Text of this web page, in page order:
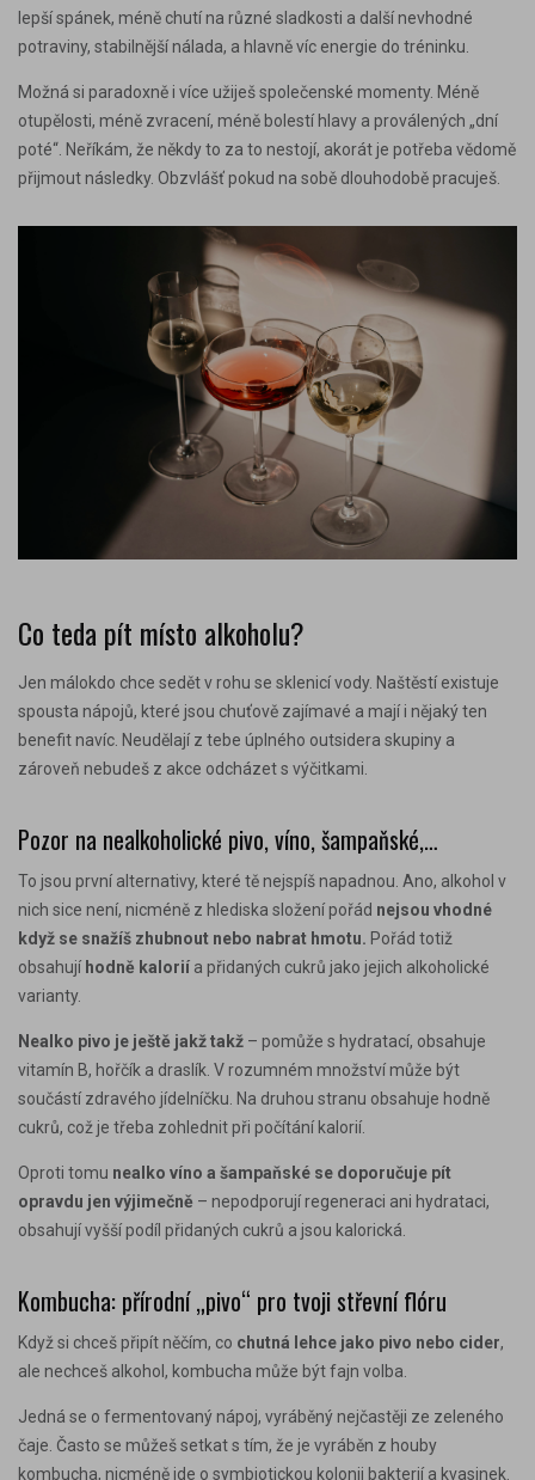
lepší spánek, méně chutí na různé sladkosti a další nevhodné
potraviny, stabilnější nálada, a hlavně víc energie do tréninku.
Možná si paradoxně i více užiješ společenské momenty. Méně
otupělosti, méně zvracení, méně bolestí hlavy a proválených „dní
poté“. Neříkám, že někdy to za to nestojí, akorát je potřeba vědomě
přijmout následky. Obzvlášť pokud na sobě dlouhodobě pracuješ.
Co teda pít místo alkoholu?
Jen málokdo chce sedět v rohu se sklenicí vody. Naštěstí existuje
spousta nápojů, které jsou chuťově zajímavé a mají i nějaký ten
benefit navíc. Neudělají z tebe úplného outsidera skupiny a
zároveň nebudeš z akce odcházet s výčitkami.
Pozor na nealkoholické pivo, víno, šampaňské,…
To jsou první alternativy, které tě nejspíš napadnou. Ano, alkohol v
nich sice není, nicméně z hlediska složení pořád nejsou vhodné
když se snažíš zhubnout nebo nabrat hmotu. Pořád totiž
obsahují hodně kalorií a přidaných cukrů jako jejich alkoholické
varianty.
Nealko pivo je ještě jakž takž – pomůže s hydratací, obsahuje
vitamín B, hořčík a draslík. V rozumném množství může být
součástí zdravého jídelníčku. Na druhou stranu obsahuje hodně
cukrů, což je třeba zohlednit při počítání kalorií.
Oproti tomu nealko víno a šampaňské se doporučuje pít
opravdu jen výjimečně – nepodporují regeneraci ani hydrataci,
obsahují vyšší podíl přidaných cukrů a jsou kalorická.
Kombucha: přírodní „pivo“ pro tvoji střevní flóru
Když si chceš připít něčím, co chutná lehce jako pivo nebo cider,
ale nechceš alkohol, kombucha může být fajn volba.
Jedná se o fermentovaný nápoj, vyráběný nejčastěji ze zeleného
čaje. Často se můžeš setkat s tím, že je vyráběn z houby
kombucha, nicméně jde o symbiotickou kolonii bakterií a kvasinek.